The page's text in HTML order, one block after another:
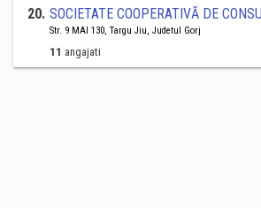
20.
Str. 9 MAI 130, Targu Jiu, Judetul Gorj
11 angajati